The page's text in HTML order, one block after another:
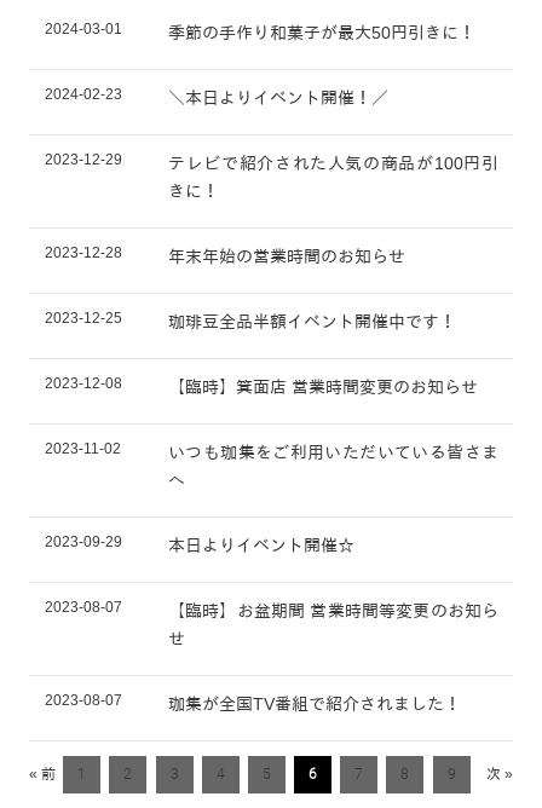
2024-03-01 季節の手作り和菓子が最大50円引きに！
2024-02-23 ＼本日よりイベント開催！／
2023-12-29
テレビで紹介された人気の商品が100円引
きに！
2023-12-28 年末年始の営業時間のお知らせ
2023-12-25 珈琲豆全品半額イベント開催中です！
2023-12-08 【臨時】箕面店 営業時間変更のお知らせ
2023-11-02
いつも珈集をご利用いただいている皆さま
へ
2023-09-29 本日よりイベント開催☆
2023-08-07
【臨時】お盆期間 営業時間等変更のお知ら
せ
2023-08-07 珈集が全国TV番組で紹介されました！
« 前 1 2 3 4 5 6 7 8 9 次 »